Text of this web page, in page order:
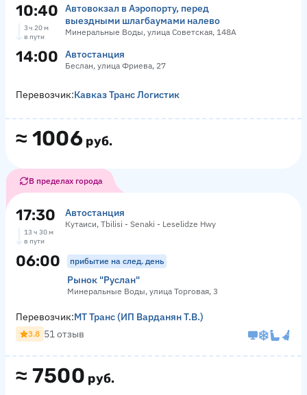
10:40
Автовокзал в Аэропорту, перед
выездными шлагбаумами налево
Минеральные Воды, улица Советская, 148А
3 ч 20 м
в пути
14:00 Автостанция
Беслан, улица Фриева, 27
≈ 1006 руб.
Перевозчик:Кавказ Транс Логистик
В пределах города
17:30 Автостанция
Кутаиси, Tbilisi - Senaki - Leselidze Hwy
13 ч 30 м
в пути
06:00 прибытие на след. день
Рынок "Руслан"
Минеральные Воды, улица Торговая, 3
≈ 7500 руб.
Перевозчик:МТ Транс (ИП Варданян Т.В.)
3.8 51 отзыв